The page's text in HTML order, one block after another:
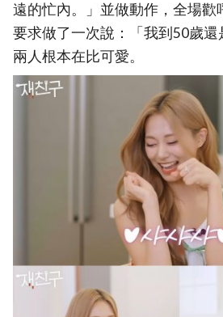
遠的忙內。」並做動作，全場歡
要求做了一次說：「我到50歲還
兩人根本在比可愛。